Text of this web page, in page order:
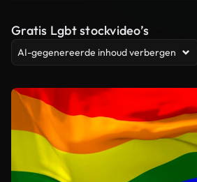
Gratis Lgbt stockvideo’s
AI-gegenereerde inhoud verbergen